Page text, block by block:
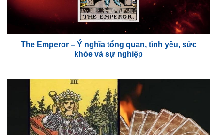
The Emperor – Ý nghĩa tổng quan, tình yêu, sức
khỏe và sự nghiệp